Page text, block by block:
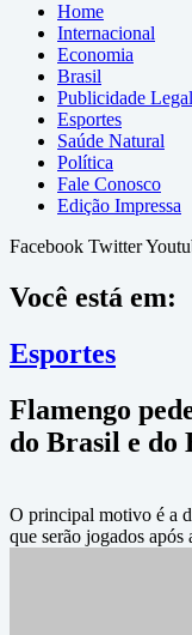
Home
Internacional
Economia
Brasil
Publicidade Legal
Esportes
Saúde Natural
Política
Fale Conosco
Edição Impressa
Facebook Twitter
Você está em:
Esportes
Flamengo
do Brasil e do
O principal motivo é a
que serão jogados após